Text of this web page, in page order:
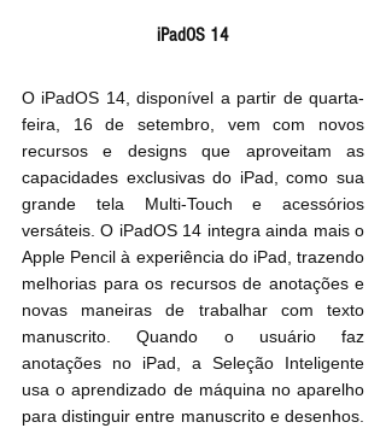
iPadOS 14
O iPadOS 14, disponível a partir de quarta-
feira, 16 de setembro, vem com novos
recursos e designs que aproveitam as
capacidades exclusivas do iPad, como sua
grande tela Multi-Touch e acessórios
versáteis. O iPadOS 14 integra ainda mais o
Apple Pencil à experiência do iPad, trazendo
melhorias para os recursos de anotações e
novas maneiras de trabalhar com texto
manuscrito. Quando o usuário faz
anotações no iPad, a Seleção Inteligente
usa o aprendizado de máquina no aparelho
para distinguir entre manuscrito e desenhos.